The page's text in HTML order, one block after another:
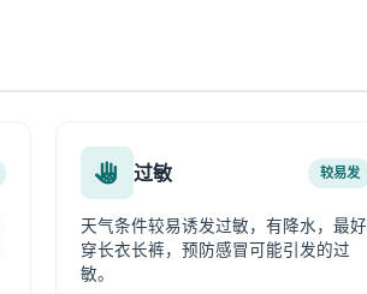
过敏 较易发
天气条件较易诱发过敏，有降水，最好
穿长衣长裤，预防感冒可能引发的过
敏。